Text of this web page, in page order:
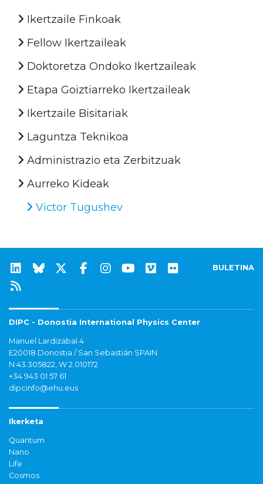
Ikertzaile Finkoak
Fellow Ikertzaileak
Doktoretza Ondoko Ikertzaileak
Etapa Goiztiarreko Ikertzaileak
Ikertzaile Bisitariak
Laguntza Teknikoa
Administrazio eta Zerbitzuak
Aurreko Kideak
Victor Tugushev
BULETINA
DIPC - Donostia International Physics Center
Manuel Lardizabal 4
E20018 Donostia / San Sebastián SPAIN
N 43.305822, W 2.010172
+34 943 01 57 61
dipcinfo@ehu.eus
Ikerketa
Quantum
Nano
Life
Cosmos